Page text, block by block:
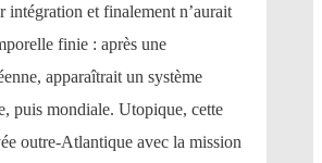
intégration et finalement n’aurait
finie : après une
apparaîtrait un système
puis mondiale. Utopique, cette
outre-Atlantique avec la mission